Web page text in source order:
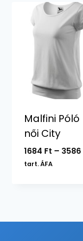
Malfini Póló
női City
1684 Ft – 3586
tart. ÁFA